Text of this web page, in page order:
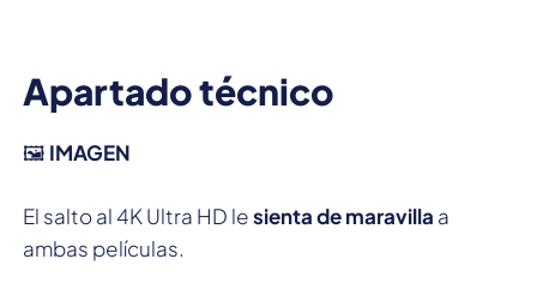
Apartado técnico
🖼️ IMAGEN
El salto al 4K Ultra HD lesienta de maravilla a
ambas películas.